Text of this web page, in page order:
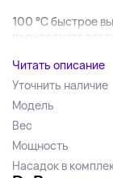
100 °C быстрое
прохладного
Читать описание
Уточнить наличие
Модель
Вес
Мощность
Насадок в